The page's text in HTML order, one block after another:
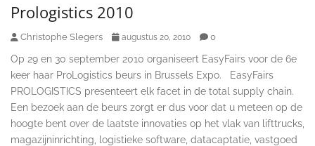
Prologistics 2010
Christophe Slegers augustus 20, 2010 0
Op 29 en 30 september 2010 organiseert EasyFairs voor de 6e
keer haar ProLogistics beurs in Brussels Expo. EasyFairs
PROLOGISTICS presenteert elk facet in de total supply chain.
Een bezoek aan de beurs zorgt er dus voor dat u meteen op de
hoogte bent over de laatste innovaties op het vlak van lifttrucks,
magazijninrichting, logistieke software, datacaptatie, vastgoed